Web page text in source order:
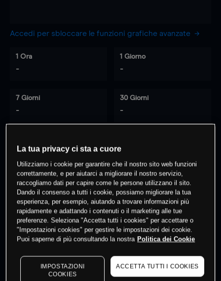
Accedi per sbloccare le funzioni grafiche avanzate
1 Ora
-
1 Giorno
-
7 Giorni
-
30 Giorni
-
0 % dei clienti hanno posizioni
questo prodotto
Fai trading
I prezzi sono solo indicativi. Accediper vedere gli ultimi
dati di mercato
to see latest market data
La tua privacy ci sta a cuore
Utilizziamo i cookie per garantire che il nostro sito web funzioni
correttamente, e per aiutarci a migliorare il nostro servizio,
raccogliamo dati per capire come le persone utilizzano il sito.
Dando il consenso a tutti i cookie, possiamo migliorare la tua
esperienza, per esempio, aiutando a trovare informazioni più
rapidamente e adattando i contenuti o il marketing alle tue
preferenze. Seleziona "Accetta tutti i cookies" per accettare o
"Impostazioni cookies" per gestire le impostazioni dei cookie.
Puoi saperne di più consultando la nostra Politica dei Cookie
IMPOSTAZIONI
COOKIES
ACCETTA TUTTI I COOKIES